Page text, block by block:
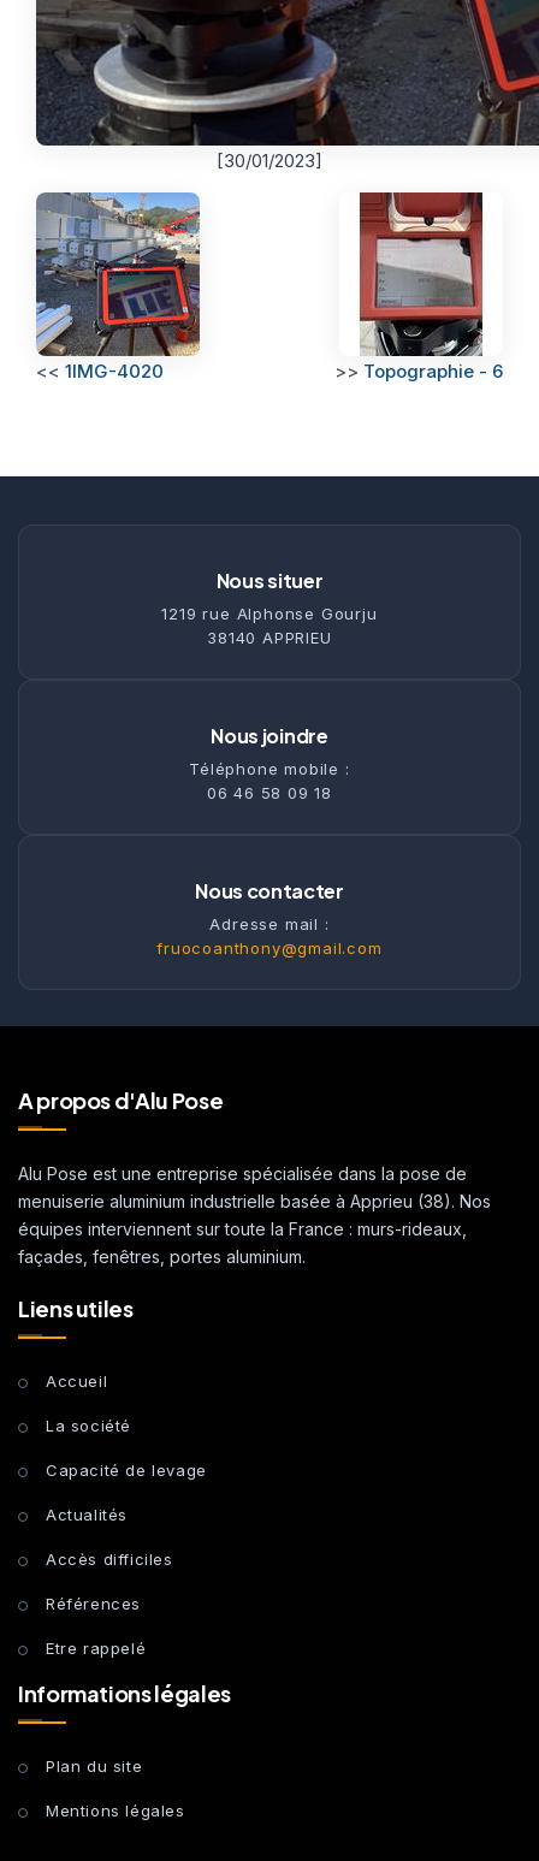
[30/01/2023]
<< 1IMG-4020 >> Topographie - 6
Nous situer
1219 rue Alphonse Gourju
38140 APPRIEU
Nous joindre
Téléphone mobile :
06 46 58 09 18
Nous contacter
Adresse mail :
fruocoanthony@gmail.com
A propos d'Alu Pose
Alu Pose est une entreprise spécialisée dans la pose de
menuiserie aluminium industrielle basée à Apprieu (38). Nos
équipes interviennent sur toute la France : murs-rideaux,
façades, fenêtres, portes aluminium.
Liens utiles
Accueil
La société
Capacité de levage
Actualités
Accès difficiles
Références
Etre rappelé
Informations légales
Plan du site
Mentions légales